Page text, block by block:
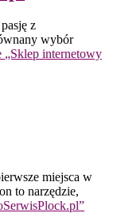
z
wybór
„Sklep internetowy
miejsca w
to narzędzie,